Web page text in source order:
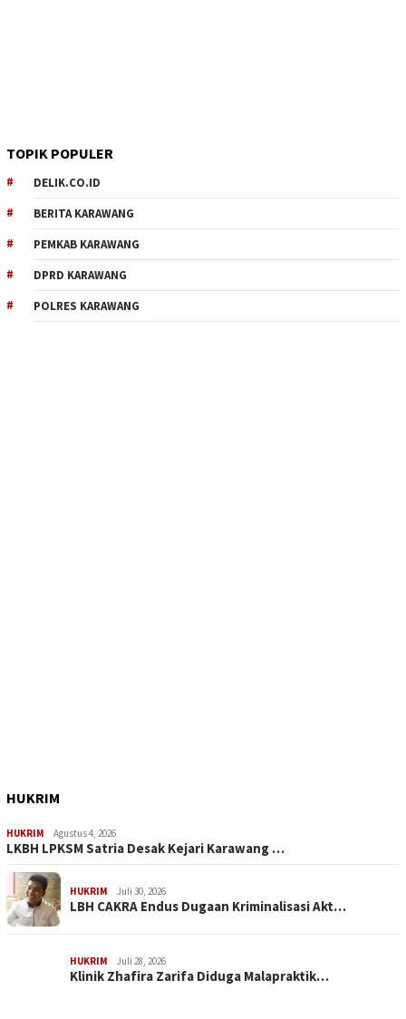
TOPIK POPULER
DELIK.CO.ID
BERITA KARAWANG
PEMKAB KARAWANG
DPRD KARAWANG
POLRES KARAWANG
HUKRIM
HUKRIM Agustus 4, 2026
LKBH LPKSM Satria Desak Kejari Karawang …
HUKRIM Juli 30, 2026
LBH CAKRA Endus Dugaan Kriminalisasi Akt…
HUKRIM Juli 28, 2026
Klinik Zhafira Zarifa Diduga Malapraktik…